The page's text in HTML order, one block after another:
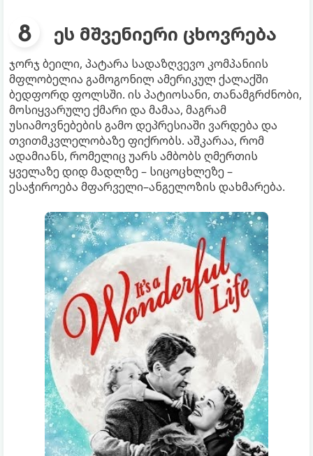
ეს მშვენიერი ცხოვრება
ჯორჯ ბეილი, პატარა სადაზღვევო კომპანიის
მფლობელია გამოგონილ ამერიკულ ქალაქში
ბედფორდ ფოლსში. ის პატიოსანი, თანამგრძნობი,
მოსიყვარულე ქმარი და მამაა, მაგრამ
უსიამოვნებების გამო დეპრესიაში ვარდება და
თვითმკვლელობაზე ფიქრობს. აშკარაა, რომ
ადამიანს, რომელიც უარს ამბობს ღმერთის
ყველაზე დიდ მადლზე – სიცოცხლეზე –
ესაჭიროება მფარველი–ანგელოზის დახმარება.